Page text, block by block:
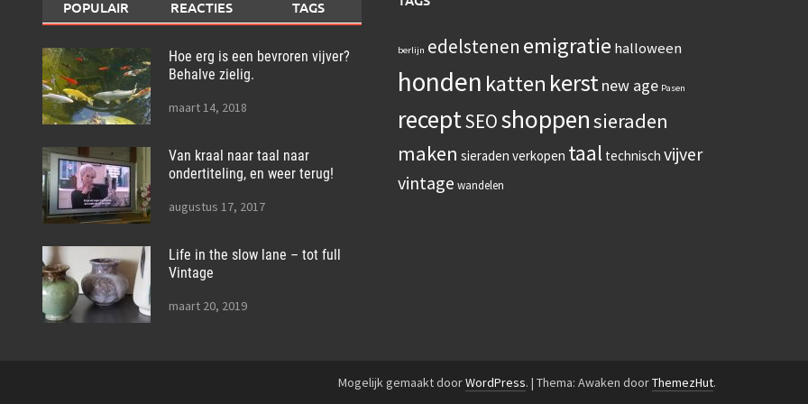
POPULAIR REACTIES TAGS
Hoe erg is een bevroren vijver?
Behalve zielig.
maart 14, 2018
Van kraal naar taal naar
ondertiteling, en weer terug!
augustus 17, 2017
Life in the slow lane – tot full
Vintage
maart 20, 2019
berlijn edelstenen emigratie halloween
honden katten kerstnew age Pasen
receptSEOshoppensieraden
maken sieraden verkopen taal technisch vijver
vintage wandelen
Mogelijk gemaakt doorWordPress. | Thema: Awaken doorThemezHut.